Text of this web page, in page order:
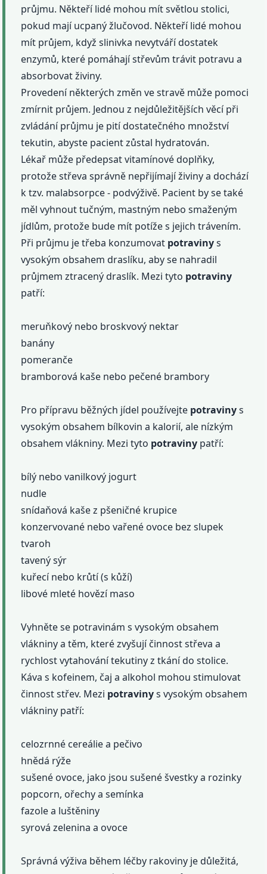
průjmu. Někteří lidé mohou mít světlou stolici,
pokud mají ucpaný žlučovod. Někteří lidé mohou
mít průjem, když slinivka nevytváří dostatek
enzymů, které pomáhají střevům trávit potravu a
absorbovat živiny.
Provedení některých změn ve stravě může pomoci
zmírnit průjem. Jednou z nejdůležitějších věcí při
zvládání průjmu je pití dostatečného množství
tekutin, abyste pacient zůstal hydratován.
Lékař může předepsat vitamínové doplňky,
protože střeva správně nepřijímají živiny a dochází
k tzv. malabsorpce - podvýživě. Pacient by se také
měl vyhnout tučným, mastným nebo smaženým
jídlům, protože bude mít potíže s jejich trávením.
Při průjmu je třeba konzumovat potravinys
vysokým obsahem draslíku, aby se nahradil
průjmem ztracený draslík. Mezi tyto potraviny
patří:
meruňkový nebo broskvový nektar
banány
pomeranče
bramborová kaše nebo pečené brambory
Pro přípravu běžných jídel používejte potravinys
vysokým obsahem bílkovin a kalorií, ale nízkým
obsahem vlákniny. Mezi tyto potraviny patří:
bílý nebo vanilkový jogurt
nudle
snídaňová kaše z pšeničné krupice
konzervované nebo vařené ovoce bez slupek
tvaroh
tavený sýr
kuřecí nebo krůtí (s kůží)
libové mleté ​​hovězí maso
Vyhněte se potravinám s vysokým obsahem
vlákniny a těm, které zvyšují činnost střeva a
rychlost vytahování tekutiny z tkání do stolice.
Káva s kofeinem, čaj a alkohol mohou stimulovat
činnost střev. Mezi potravinys vysokým obsahem
vlákniny patří:
celozrnné cereálie a pečivo
hnědá rýže
sušené ovoce, jako jsou sušené švestky a rozinky
popcorn, ořechy a semínka
fazole a luštěniny
syrová zelenina a ovoce
Správná výživa během léčby rakoviny je důležitá,